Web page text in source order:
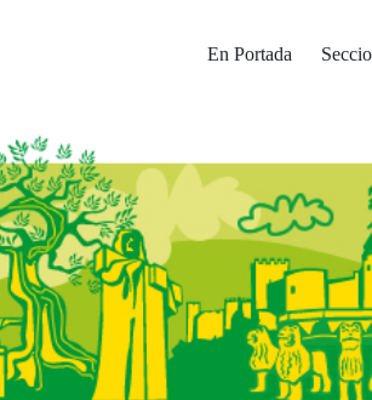
En Portada